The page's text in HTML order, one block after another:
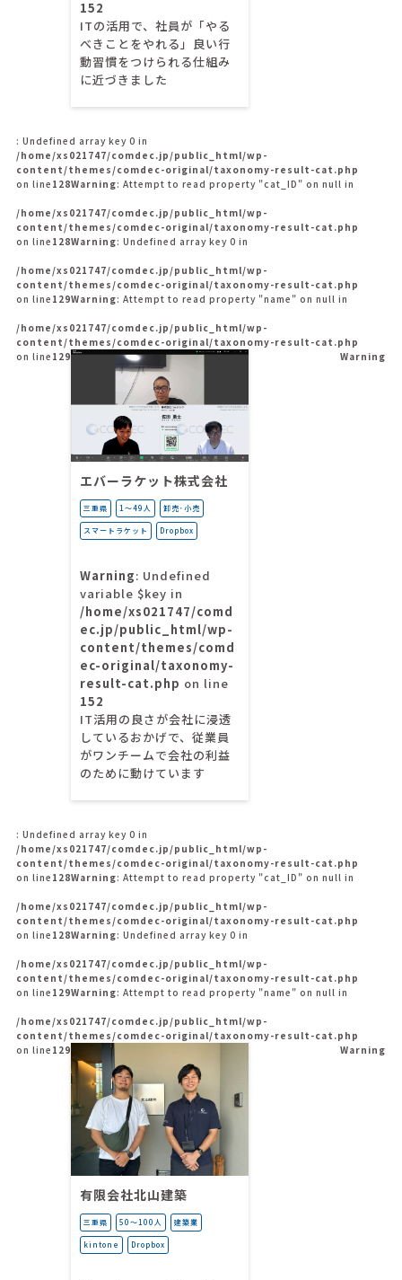
152
ITの活用で、社員が「やる
べきことをやれる」良い行
動習慣をつけられる仕組み
に近づきました
: Undefined array key 0 in
/home/xs021747/comdec.jp/public_html/wp-
content/themes/comdec-original/taxonomy-result-cat.php
on line 128Warning: Attempt to read property "cat_ID" on null in
/home/xs021747/comdec.jp/public_html/wp-
content/themes/comdec-original/taxonomy-result-cat.php
on line 128Warning: Undefined array key 0 in
/home/xs021747/comdec.jp/public_html/wp-
content/themes/comdec-original/taxonomy-result-cat.php
on line 129Warning: Attempt to read property "name" on null in
/home/xs021747/comdec.jp/public_html/wp-
content/themes/comdec-original/taxonomy-result-cat.php
on line 129
エバーラケット株式会社
三重県 1〜49人 卸売･小売
スマートラケット Dropbox
Warning: Undefined
variable $key in
/home/xs021747/comd
ec.jp/public_html/wp-
content/themes/comd
ec-original/taxonomy-
result-cat.php on line
152
IT活用の良さが会社に浸透
しているおかげで、従業員
がワンチームで会社の利益
のために動けています
Warning
: Undefined array key 0 in
/home/xs021747/comdec.jp/public_html/wp-
content/themes/comdec-original/taxonomy-result-cat.php
on line 128Warning: Attempt to read property "cat_ID" on null in
/home/xs021747/comdec.jp/public_html/wp-
content/themes/comdec-original/taxonomy-result-cat.php
on line 128Warning: Undefined array key 0 in
/home/xs021747/comdec.jp/public_html/wp-
content/themes/comdec-original/taxonomy-result-cat.php
on line 129Warning: Attempt to read property "name" on null in
/home/xs021747/comdec.jp/public_html/wp-
content/themes/comdec-original/taxonomy-result-cat.php
on line 129
有限会社北山建築
三重県 50〜100人 建築業
kintone Dropbox
Warning